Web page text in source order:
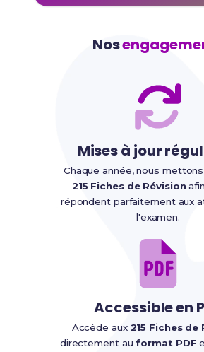
Nos
Mises à jour
Chaque année, nous
215 Fiches de Révision
répondent parfaitement aux
l'examen.
Accessible en
Accède aux 215 Fiches de
directement auformat PDF